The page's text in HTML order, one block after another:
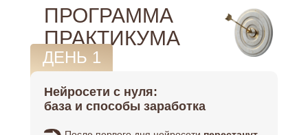
ПРОГРАММА
ПРАКТИКУМА
ДЕНЬ 1
Нейросети с нуля:
база и способы заработка